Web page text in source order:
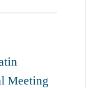
Meeting